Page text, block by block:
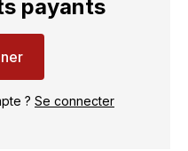
payants
? Se connecter